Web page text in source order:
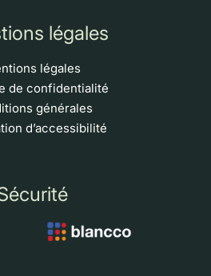
légales
légales
de confidentialité
générales
d’accessibilité